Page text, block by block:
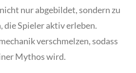
nur abgebildet, sondern zu
die Spieler aktiv erleben.
verschmelzen, sodass
Mythos wird.